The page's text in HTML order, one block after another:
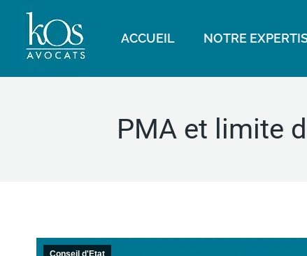
ACCUEIL NOTRE
PMA et limite
Conseil d'Etat